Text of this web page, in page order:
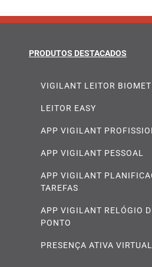
PRODUTOS DESTACADOS
VIGILANT LEITOR
LEITOR EASY
APP VIGILANT
APP VIGILANT PESSOAL
APP VIGILANT
TAREFAS
APP VIGILANT RELÓGIO
PONTO
PRESENÇA ATIVA VIRTUAL